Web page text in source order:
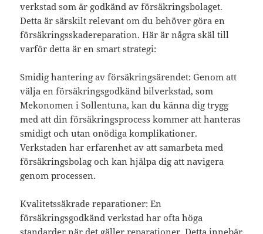
verkstad som är godkänd av försäkringsbolaget.
Detta är särskilt relevant om du behöver göra en
försäkringsskadereparation. Här är några skäl till
varför detta är en smart strategi:
Smidig hantering av försäkringsärendet: Genom att
välja en försäkringsgodkänd bilverkstad, som
Mekonomen i Sollentuna, kan du känna dig trygg
med att din försäkringsprocess kommer att hanteras
smidigt och utan onödiga komplikationer.
Verkstaden har erfarenhet av att samarbeta med
försäkringsbolag och kan hjälpa dig att navigera
genom processen.
Kvalitetssäkrade reparationer: En
försäkringsgodkänd verkstad har ofta höga